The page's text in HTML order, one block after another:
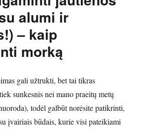
alumi ir
– kaip
morką
gali užtrukti, bet tai tikras
sunkesnis nei mano praeitų metų
todėl galbūt norėsite patikrinti,
įvairiais būdais, kurie visi pateikiami